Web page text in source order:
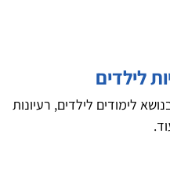
לילדים
לימודים לילדים, רעיונות